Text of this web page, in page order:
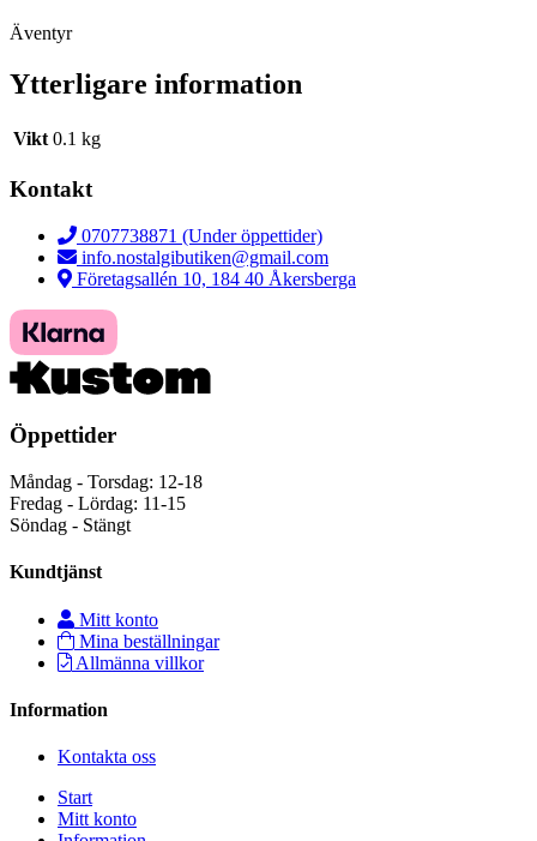
Äventyr
Ytterligare information
Vikt 0.1 kg
Kontakt
0707738871 (Under öppettider)
info.nostalgibutiken@gmail.com
Företagsallén 10, 184 40 Åkersberga
Öppettider
Måndag - Torsdag: 12-18
Fredag - Lördag: 11-15
Söndag - Stängt
Kundtjänst
Mitt konto
Mina beställningar
Allmänna villkor
Information
Kontakta oss
Start
Mitt konto